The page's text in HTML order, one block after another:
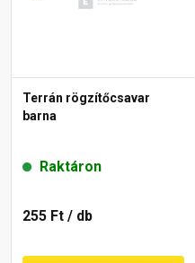
Terrán rögzítőcsavar
barna
Raktáron
255 Ft / db